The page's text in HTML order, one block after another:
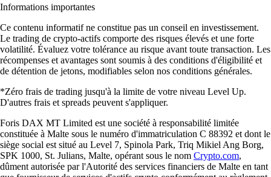
Informations importantes
Ce contenu informatif ne constitue pas un conseil en investissement.
Le trading de crypto-actifs comporte des risques élevés et une forte
volatilité. Évaluez votre tolérance au risque avant toute transaction. Les
récompenses et avantages sont soumis à des conditions d'éligibilité et
de détention de jetons, modifiables selon nos conditions générales.
*Zéro frais de trading jusqu'à la limite de votre niveau Level Up.
D'autres frais et spreads peuvent s'appliquer.
Foris DAX MT Limited est une société à responsabilité limitée
constituée à Malte sous le numéro d'immatriculation C 88392 et dont le
siège social est situé au Level 7, Spinola Park, Triq Mikiel Ang Borg,
SPK 1000, St. Julians, Malte, opérant sous le nom Crypto.com,
dûment autorisée par l'Autorité des services financiers de Malte en tant